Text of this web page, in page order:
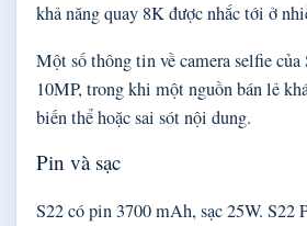
khả năng quay 8K được nhắc tới ở
Một số thông tin về camera selfie
10MP, trong khi một nguồn bán lẻ
biến thể hoặc sai sót nội dung.
Pin và sạc
S22 có pin 3700 mAh, sạc 25W.